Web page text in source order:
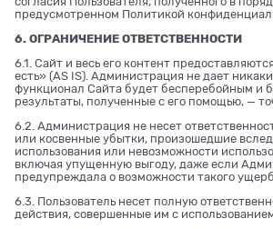
предусмотренном Политикой
6. ОГРАНИЧЕНИЕ ОТВЕТСТВЕННОСТИ
6.1. Сайт и весь его контент
есть» (AS IS). Администрация не дает
функционал Сайта будет бесперебойным и
результаты, полученные с его помощью, —
6.2. Администрация не несет
или косвенные убытки, произошедшие
использования или невозможности
включая упущенную выгоду, даже если
предупреждала о возможности такого
6.3. Пользователь несет полную
действия, совершенные им с